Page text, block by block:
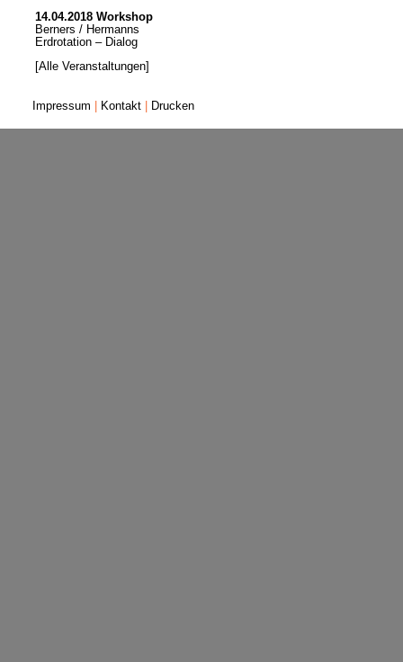
14.04.2018 Workshop
Berners / Hermanns
Erdrotation – Dialog
[Alle Veranstaltungen]
Impressum Kontakt Drucken